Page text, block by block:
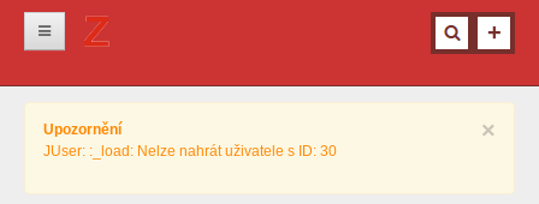
Krimi ×
Upozornění
JUser: :_load: Nelze nahrát uživatele s ID: 30